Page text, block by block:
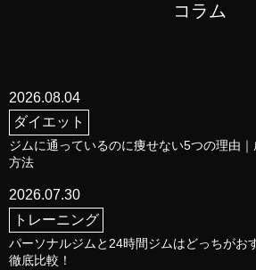
コラム
2026.08.04
ダイエット
ジムに通っているのに痩せない5つの理由
方法
2026.07.30
トレーニング
パーソナルジムと24時間ジムはどっちがお
徹底比較！